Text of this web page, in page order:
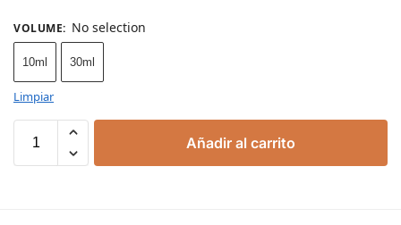
VOLUME: No selection
10ml 30ml
Limpiar
Añadir al carrito